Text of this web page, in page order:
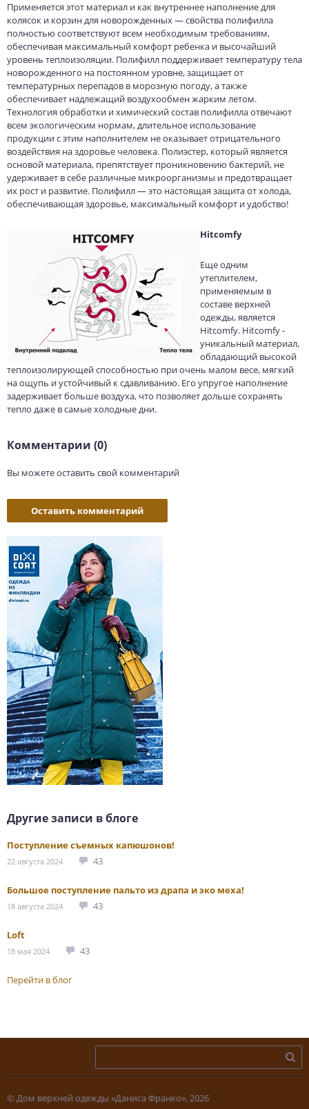
Применяется этот материал и как внутреннее наполнение для
колясок и корзин для новорожденных — свойства полифилла
полностью соответствуют всем необходимым требованиям,
обеспечивая максимальный комфорт ребенка и высочайший
уровень теплоизоляции. Полифилл поддерживает температуру тела
новорожденного на постоянном уровне, защищает от
температурных перепадов в морозную погоду, а также
обеспечивает надлежащий воздухообмен жарким летом.
Технология обработки и химический состав полифилла отвечают
всем экологическим нормам, длительное использование
продукции с этим наполнителем не оказывает отрицательного
воздействия на здоровье человека. Полиэстер, который является
основой материала, препятствует проникновению бактерий, не
удерживает в себе различные микроорганизмы и предотвращает
их рост и развитие. Полифилл — это настоящая защита от холода,
обеспечивающая здоровье, максимальный комфорт и удобство!
Hitcomfy
Еще одним
утеплителем,
применяемым в
составе верхней
одежды, является
Hitcomfy. Hitcomfy -
уникальный материал,
обладающий высокой
теплоизолирующей способностью при очень малом весе, мягкий
на ощупь и устойчивый к сдавливанию. Его упругое наполнение
задерживает больше воздуха, что позволяет дольше сохранять
тепло даже в самые холодные дни.
Комментарии (0)
Вы можете оставить свой комментарий
Оставить комментарий
Другие записи в блоге
Поступление съемных капюшонов!
22 августа 2024 43
Большое поступление пальто из драпа и эко меха!
18 августа 2024 43
Loft
18 мая 2024 43
Перейти в блог
© Дом верхней одежды «Даниса Франко», 2026